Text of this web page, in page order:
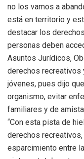
no los vamos a
está en territorio y
destacar los
personas deben
Asuntos Jurídicos,
derechos recreativos
jóvenes, pues dijo
organismo, evitar
familiares y de
“Con esta pista de
derechos
esparcimiento entre